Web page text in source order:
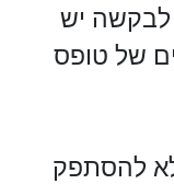
לבקשה יש
של טופס
להסתפק